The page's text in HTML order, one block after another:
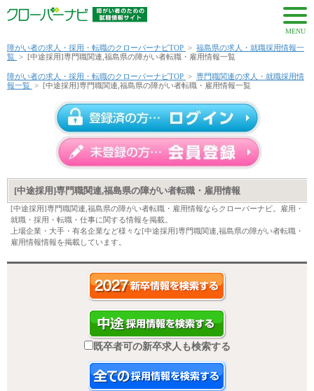
MENU
障がい者の求人・採用・転職のクローバーナビTOP > 福島県の求人・就職採用情報一
覧 > [中途採用]専門職関連,福島県の障がい者転職・雇用情報一覧
障がい者の求人・採用・転職のクローバーナビTOP > 専門職関連の求人・就職採用情
報一覧 > [中途採用]専門職関連,福島県の障がい者転職・雇用情報一覧
[中途採用]専門職関連,福島県の障がい者転職・雇用情報
[中途採用]専門職関連,福島県の障がい者転職・雇用情報ならクローバーナビ。雇用・
就職・採用・転職・仕事に関する情報を掲載。
上場企業・大手・有名企業など様々な[中途採用]専門職関連,福島県の障がい者転職・
雇用情報情報を掲載しています。
既卒者可の新卒求人も検索する